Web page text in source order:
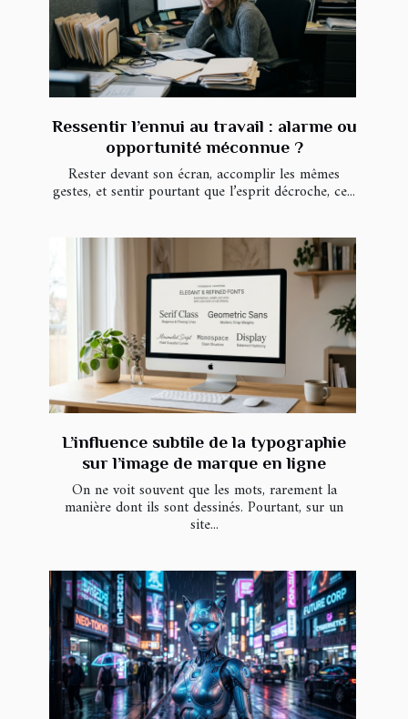
Ressentir l’ennui au travail : alarme ou
opportunité méconnue ?
Rester devant son écran, accomplir les mêmes
gestes, et sentir pourtant que l’esprit décroche, ce...
L’influence subtile de la typographie
sur l’image de marque en ligne
On ne voit souvent que les mots, rarement la
manière dont ils sont dessinés. Pourtant, sur un
site...